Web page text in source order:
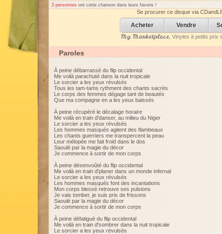
3 personnes ont cette chanson dans leurs favoris !
Se procurer ce disque via
Acheter Vendre
My Marketplace, Vinyles à petits prix
Paroles
À peine débarrassé du flip occidental
Me voilà parachuté dans la nuit tropicale
Le sorcier a les yeux révulsés
Tous les tam-tams rythment des chants sacrés
Le corps des femmes dégage tant de beautés
Que ma compagne en a les yeux baissés
À peine récupéré le décalage horaire
Me voilà en train d'danser, au milieu du Niger
Le sorcier a les yeux révulsés
Les hommes masqués agitent des flambeaux
Les chants guerriers me transpercent la peau
Leur mélopée me fait froid dans le dos
Saoulé par la magie du décor
Je commence à sortir de mon corps
À peine désenvoûté du flip occidental
Me voilà en train d'planer dans un monde infernal
Le sorcier a les yeux révulsés
Les hommes masqués font des incantations
Mon corps blessé retrouve ses pulsions
Je vais tomber, je suis pris de frissons
Saoulé par la magie du décor
Je commence à sortir de mon corps
À peine défatigué du flip occidental
Me voilà en train d'sombrer dans la nuit tropicale
Le sorcier a les yeux révulsés